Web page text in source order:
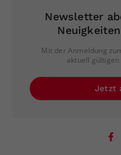
Newsletter
Mit der Anmeldung
aktuell gültigen
Jetzt